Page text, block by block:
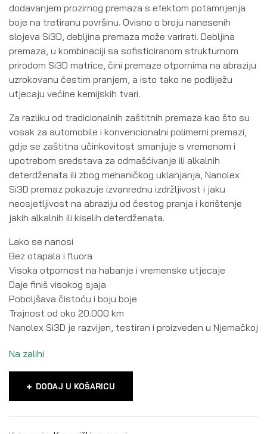
dodavanjem prozirnog premaza s efektom potamnjenja
boje na tretiranu površinu. Ovisno o broju nanesenih
slojeva Si3D, debljina premaza može varirati. Debljina
premaza, u kombinaciji sa sofisticiranom strukturnom
prirodom Si3D matrice, čini premaze otpornima na abraziju
uzrokovanu čestim pranjem, a isto tako ne podliježu
utjecaju većine kemijskih tvari.
Za razliku od tradicionalnih zaštitnih premaza kao što su
vosak za automobile i konvencionalni polimerni premazi,
gdje se zaštitna učinkovitost smanjuje s vremenom i
upotrebom sredstava za odmašćivanje ili alkalnih
deterdženata ili zbog mehaničkog uklanjanja, Nanolex
Si3D premaz pokazuje izvanrednu izdržljivost i jaku
neosjetljivost na abraziju od čestog pranja i korištenje
jakih alkalnih ili kiselih deterdženata.
Lako se nanosi
Bez otapala i fluora
Visoka otpornost na habanje i vremenske utjecaje
Daje finiš visokog sjaja
Poboljšava čistoću i boju boje
Trajnost od oko 20.000 km
Nanolex Si3D je razvijen, testiran i proizveden u Njemačkoj
Na zalihi
DODAJ U KOŠARICU